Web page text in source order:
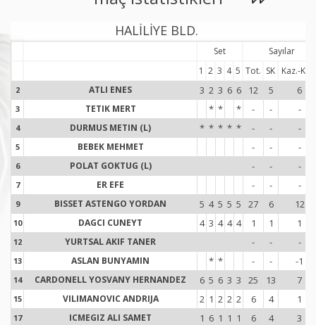
HALİLİYE BLD.
Set
Sayılar
1 2 3 4 5 Tot. SK Kaz.-Kay.
2 ATLI ENES 3 2 3 6 6 12 5 6
3 TETIK MERT * * * - - -
4 DURMUS METIN (L) * * * * * - - -
5 BEBEK MEHMET - - -
6 POLAT GOKTUG (L) - - -
7 ER EFE - - -
9 BISSET ASTENGO YORDAN 5 4 5 5 5 27 6 12
10 DAGCI CUNEYT 4 3 4 4 4 1 1 1
12 YURTSAL AKIF TANER - - -
13 ASLAN BUNYAMIN * * - - -1
14 CARDONELL YOSVANY HERNANDEZ 6 5 6 3 3 25 13 7
15 VILIMANOVIC ANDRIJA 2 1 2 2 2 6 4 1
17 ICMEGIZ ALI SAMET 1 6 1 1 1 6 4 3